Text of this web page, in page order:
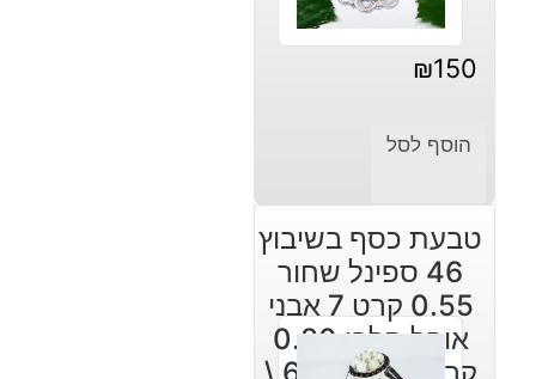
₪150
הוסף לסל
טבעת כסף בשיבוץ
46 ספינל שחור
0.55 קרט 7 אבני
אופל חלבי 0.80
קרט מידה: 6.25 \